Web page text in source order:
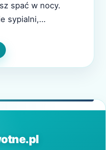
spać w nocy.
sypialni,
abyś mógł
baterie do